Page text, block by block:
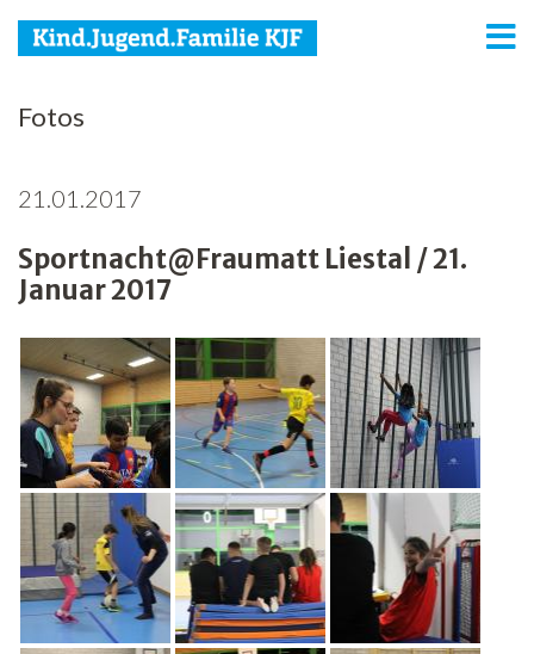
KJF
Jugend
Familie
Agenda
Netzwerk
Spenden
Jobs
Freiwilligenarbeit
News
Fotos
21.01.2017
Sportnacht@Fraumatt Liestal / 21.
Januar 2017